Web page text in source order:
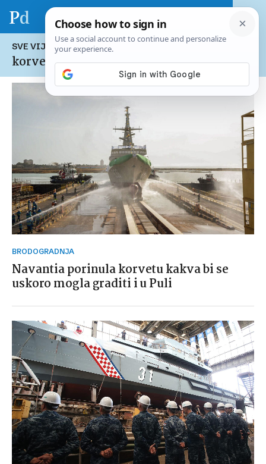
SVE VIJESTI NA TEMU:
korvete
BRODOGRADNJA
Navantia porinula korvetu kakva bi se
uskoro mogla graditi i u Puli